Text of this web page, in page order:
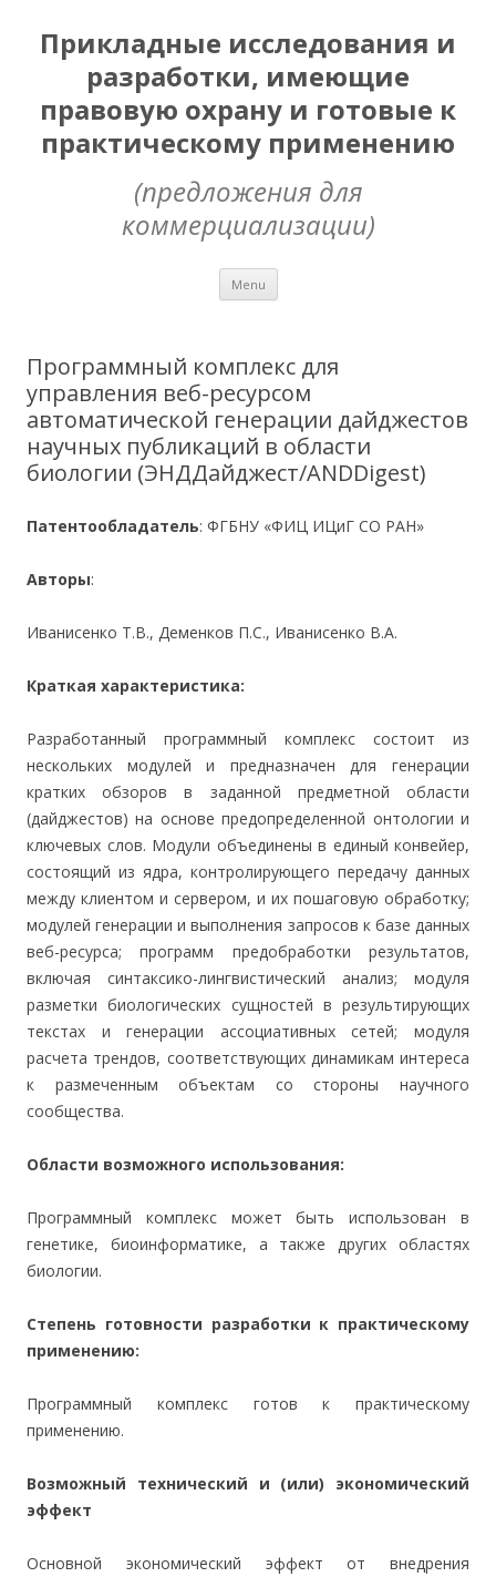
Прикладные исследования и
разработки, имеющие
правовую охрану и готовые к
практическому применению
(предложения для
коммерциализации)
Menu Skip
content
Программный комплекс для
управления веб-ресурсом
автоматической генерации дайджестов
научных публикаций в области
биологии (ЭНДДайджест/ANDDigest)
Патентообладатель: ФГБНУ «ФИЦ ИЦиГ СО РАН»
Авторы:
Иванисенко Т.В., Деменков П.С., Иванисенко В.А.
Краткая характеристика:
Разработанный программный комплекс состоит из
нескольких модулей и предназначен для генерации
кратких обзоров в заданной предметной области
(дайджестов) на основе предопределенной онтологии и
ключевых слов. Модули объединены в единый конвейер,
состоящий из ядра, контролирующего передачу данных
между клиентом и сервером, и их пошаговую обработку;
модулей генерации и выполнения запросов к базе данных
веб-ресурса; программ предобработки результатов,
включая синтаксико-лингвистический анализ; модуля
разметки биологических сущностей в результирующих
текстах и генерации ассоциативных сетей; модуля
расчета трендов, соответствующих динамикам интереса
к размеченным объектам со стороны научного
сообщества.
Области возможного использования:
Программный комплекс может быть использован в
генетике, биоинформатике, а также других областях
биологии.
Степень готовности разработки к практическому
применению:
Программный комплекс готов к практическому
применению.
Возможный технический и (или) экономический
эффект
Основной экономический эффект от внедрения